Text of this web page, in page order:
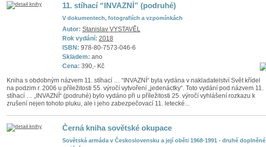
11. stíhací “INVAZNÍ” (podruhé)
V dokumentech, fotografiích a vzpomínkách
Autor: Stanislav VYSTAVĚL
Rok vydání: 2018
ISBN: 978-80-7573-046-6
Skladem: ano
Cena: 390,- Kč
Kniha s obdobným názvem 11. stíhací … “INVAZNÍ“ byla vydána v nakladatelství Svět křídel
na podzim r. 2006 u příležitosti 55. výročí vytvoření „jedenáctky“. Toto vydání pod názvem 11.
stíhací … „INVAZNÍ“ (podruhé) bylo vydáno při u příležitosti 25. výročí vyhlášení rozkazu k
zrušení nejen tohoto pluku, ale i jeho zabezpečovací 11. letecké...
Černá kniha sovětské okupace
Sovětská armáda v Československu a její oběti 1968-1991 - druhé doplněné